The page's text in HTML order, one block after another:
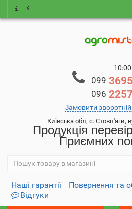
099
096
Замовити зворотній
Київська обл, с. Стовп'яги,
Продукція
Приємних
Наші гарантії
Повернення та
Відгуки